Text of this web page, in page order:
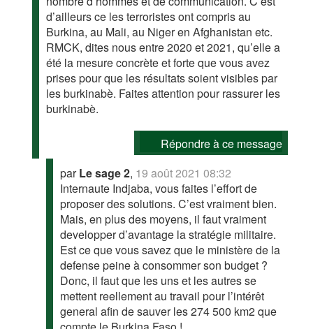
d’ailleurs ce les terroristes ont compris au
Burkina, au Mali, au Niger en Afghanistan etc.
RMCK, dites nous entre 2020 et 2021, qu’elle a
été la mesure concrète et forte que vous avez
prises pour que les résultats soient visibles par
les burkinabè. Faites attention pour rassurer les
burkinabè.
Répondre à ce message
parLe sage 2, 19 août 2021 08:32
Internaute Indjaba, vous faites l’effort de
proposer des solutions. C’est vraiment bien.
Mais, en plus des moyens, il faut vraiment
developper d’avantage la stratégie militaire.
Est ce que vous savez que le ministère de la
defense peine à consommer son budget ?
Donc, il faut que les uns et les autres se
mettent reellement au travail pour l’intérêt
general afin de sauver les 274 500 km2 que